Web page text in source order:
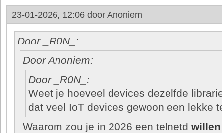
23-01-2026, 12:06 door Anoniem
Door _R0N_:
Door Anoniem:
Door _R0N_:
Weet je hoeveel devices dezelfde
dat veel IoT devices gewoon een lekke
Waarom zou je in 2026 een telnetd willen